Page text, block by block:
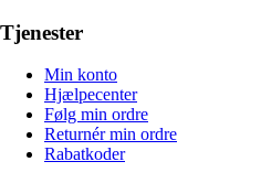
Tjenester
Min konto
Hjælpecenter
Følg min ordre
Returnér min ordre
Rabatkoder